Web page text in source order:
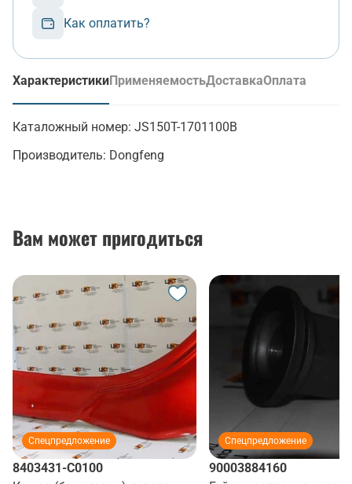
Как оплатить?
Характеристики
(активная вкладка)
ПрименяемостьДоставкаОплата
Каталожный номер: JS150T-1701100B
Производитель: Dongfeng
Вам может пригодиться
Спецпредложение
8403431-C0100
Спецпредложение
90003884160